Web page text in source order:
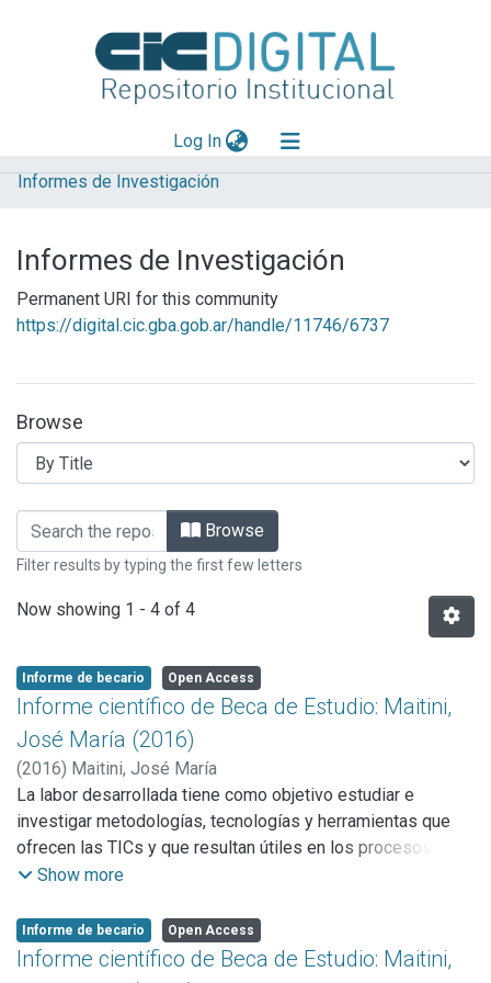
Log In(current)
Explorar
Aportar material
Informes de Investigación
Informes de Investigación
Permanent URI for this community
https://digital.cic.gba.gob.ar/handle/11746/6737
Browse
Browsing Informes de Investigación
Browse
Filter results by typing the first few letters
Now showing 1 - 4 of 4
Informe de becario Open Access
Informe científico de Beca de Estudio: Maitini,
José María (2016)
(2016) Maitini, José María
La labor desarrollada tiene como objetivo estudiar e
investigar metodologías, tecnologías y herramientas que
ofrecen las TICs y que resultan útiles en los procesos de
aprendizaje, de manera tal de favorecerlos, particularmente
investigadores, docentes, entre otros, vinculados en una
interacción con los repositorios institucionales de acceso
Show more
Informe de becario Open Access
Informe científico de Beca de Estudio: Maitini,